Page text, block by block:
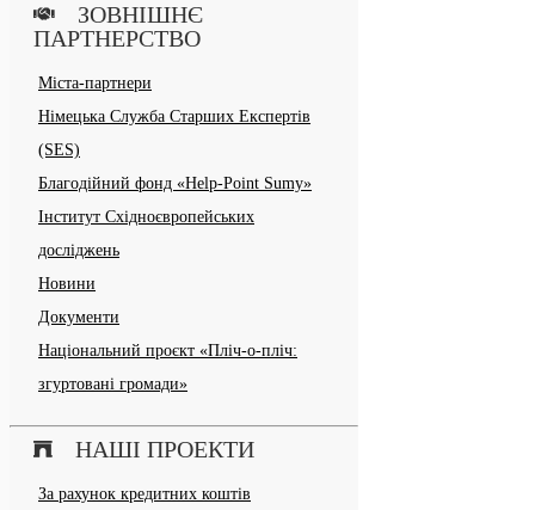
ЗОВНІШНЄ
ПАРТНЕРСТВО
Міста-партнери
Німецька Служба Старших Експертів
(SES)
Благодійний фонд «Help-Point Sumy»
Інститут Східноєвропейських
досліджень
Новини
Документи
Національний проєкт «Пліч-о-пліч:
згуртовані громади»
НАШІ ПРОЕКТИ
За рахунок кредитних коштів